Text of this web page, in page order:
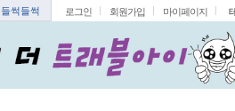
들썩들썩 로그인 회원가입 마이페이지